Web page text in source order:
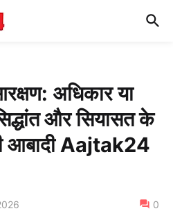
अधिकार या
और सियासत के
आबादी Aajtak24
0